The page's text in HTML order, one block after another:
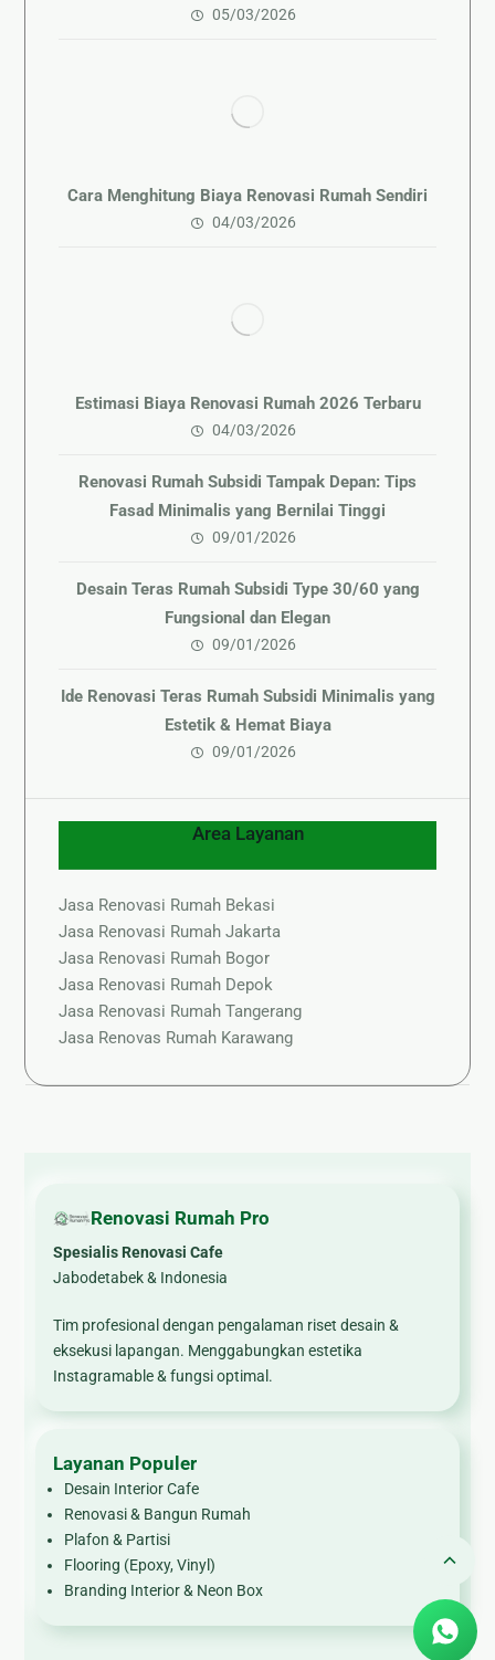
05/03/2026
Cara Menghitung Biaya Renovasi Rumah Sendiri
04/03/2026
Estimasi Biaya Renovasi Rumah 2026 Terbaru
04/03/2026
Renovasi Rumah Subsidi Tampak Depan: Tips
Fasad Minimalis yang Bernilai Tinggi
09/01/2026
Desain Teras Rumah Subsidi Type 30/60 yang
Fungsional dan Elegan
09/01/2026
Ide Renovasi Teras Rumah Subsidi Minimalis yang
Estetik & Hemat Biaya
09/01/2026
Area Layanan
Jasa Renovasi Rumah Bekasi
Jasa Renovasi Rumah Jakarta
Jasa Renovasi Rumah Bogor
Jasa Renovasi Rumah Depok
Jasa Renovasi Rumah Tangerang
Jasa Renovas Rumah Karawang
Renovasi Rumah Pro
Spesialis Renovasi Cafe
Jabodetabek & Indonesia
Tim profesional dengan pengalaman riset desain &
eksekusi lapangan. Menggabungkan estetika
Instagramable & fungsi optimal.
Layanan Populer
Desain Interior Cafe
Renovasi & Bangun Rumah
Plafon & Partisi
Flooring (Epoxy, Vinyl)
Branding Interior & Neon Box